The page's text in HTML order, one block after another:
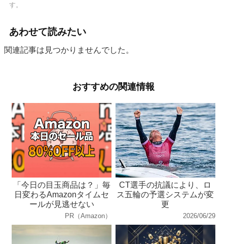
す。
あわせて読みたい
関連記事は見つかりませんでした。
おすすめの関連情報
「今日の目玉商品は？」毎
日変わるAmazonタイムセ
ールが見逃せない
PR（Amazon）
CT選手の抗議により、ロ
ス五輪の予選システムが変
更
2026/06/29